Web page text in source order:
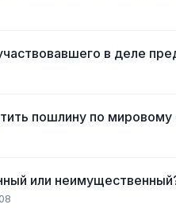
в деле
пошлину по
или